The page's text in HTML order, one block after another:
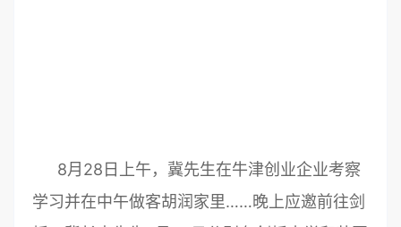
8月28日上午，冀先生在牛津创业企业考察
学习并在中午做客胡润家里……晚上应邀前往剑